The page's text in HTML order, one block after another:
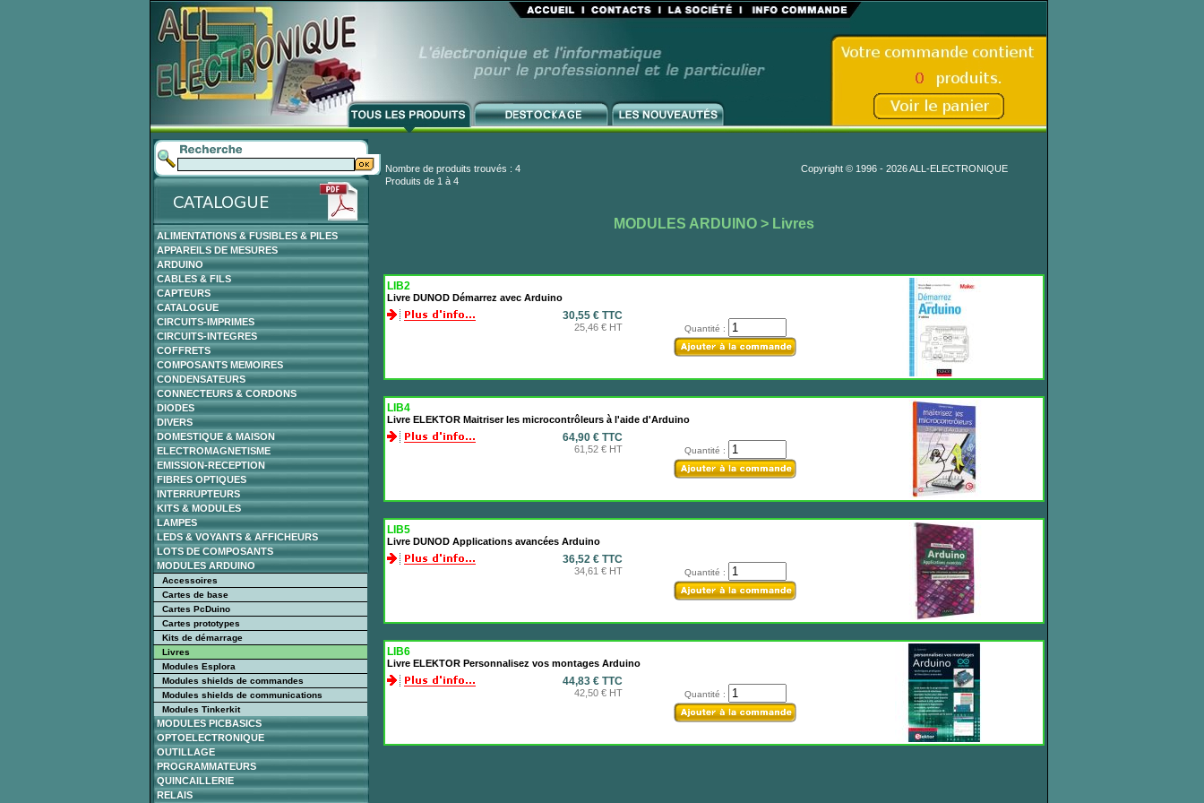
ALIMENTATIONS & FUSIBLES & PILES
APPAREILS DE MESURES
ARDUINO
CABLES & FILS
CAPTEURS
CATALOGUE
CIRCUITS-IMPRIMES
CIRCUITS-INTEGRES
COFFRETS
COMPOSANTS MEMOIRES
CONDENSATEURS
CONNECTEURS & CORDONS
DIODES
DIVERS
DOMESTIQUE & MAISON
ELECTROMAGNETISME
EMISSION-RECEPTION
FIBRES OPTIQUES
INTERRUPTEURS
KITS & MODULES
LAMPES
LEDS & VOYANTS & AFFICHEURS
LOTS DE COMPOSANTS
MODULES ARDUINO
Accessoires
Cartes de base
Cartes PcDuino
Cartes prototypes
Kits de démarrage
Livres
Modules Esplora
Modules shields de commandes
Modules shields de communications
Modules Tinkerkit
MODULES PICBASICS
OPTOELECTRONIQUE
OUTILLAGE
PROGRAMMATEURS
QUINCAILLERIE
RELAIS
Nombre de produits trouvés : 4
Copyright © 1996 - 2026 ALL-ELECTRONIQUE
Produits de 1 à 4
MODULES ARDUINO > Livres
LIB2
Livre DUNOD Démarrez avec Arduino
30,55 € TTC
25,46 € HT Quantité :
LIB4
Livre ELEKTOR Maitriser les microcontrôleurs à l'aide d'Arduino
64,90 € TTC
61,52 € HT Quantité :
LIB5
Livre DUNOD Applications avancées Arduino
36,52 € TTC
34,61 € HT Quantité :
LIB6
Livre ELEKTOR Personnalisez vos montages Arduino
44,83 € TTC
42,50 € HT Quantité :